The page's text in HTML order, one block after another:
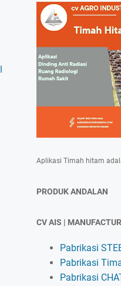
Aplikasi Timah hitam
PRODUK ANDALAN
CV AIS |
Pabrikasi
Pabrikasi
Pabrikasi